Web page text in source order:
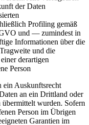
der Daten
Profiling gemäß
und — zumindest in
Informationen über die
und die
derartigen
Person
ein Auskunftsrecht
an ein Drittland oder
wurden. Sofern
Person im Übrigen
Garantien im